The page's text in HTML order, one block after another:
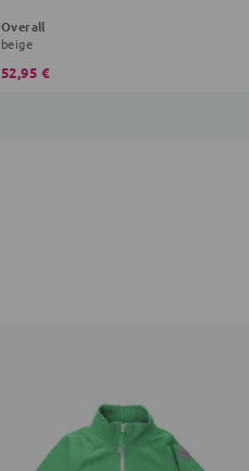
Overall
beige
52,95 €